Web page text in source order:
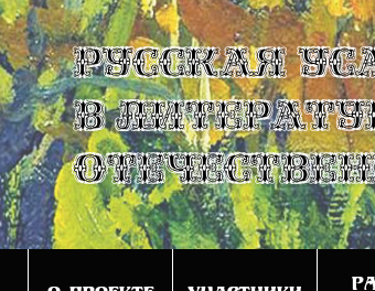
Русская
в